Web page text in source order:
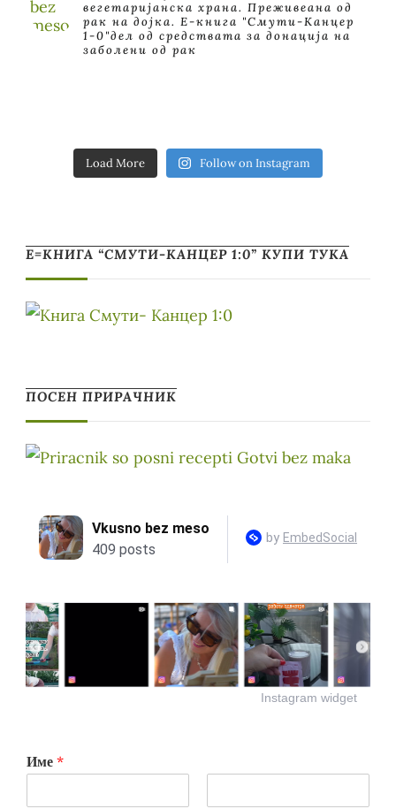
вегетаријанска храна. Преживеана од
рак на дојка. E-книга "Смути-Канцер
1-0"дел од средствата за донација на
заболени од рак
Load More Follow on Instagram
Е=КНИГА “СМУТИ-КАНЦЕР 1:0” КУПИ ТУКА
ПОСЕН ПРИРАЧНИК
Instagram widget
Име *